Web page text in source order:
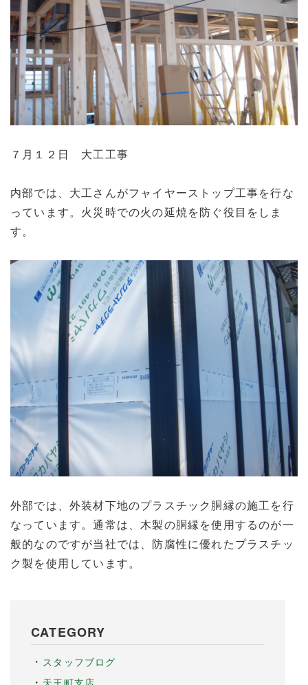
７月１２日 大工工事
内部では、大工さんがフャイヤーストップ工事を行な
っています。火災時での火の延焼を防ぐ役目をしま
す。
外部では、外装材下地のプラスチック胴縁の施工を行
なっています。通常は、木製の胴縁を使用するのが一
般的なのですが当社では、防腐性に優れたプラスチッ
ク製を使用しています。
CATEGORY
スタッフブログ
天王町支店